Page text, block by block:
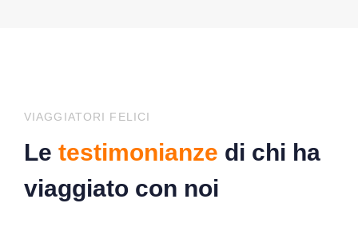
VIAGGIATORI FELICI
Le testimonianze di chi ha
viaggiato con noi